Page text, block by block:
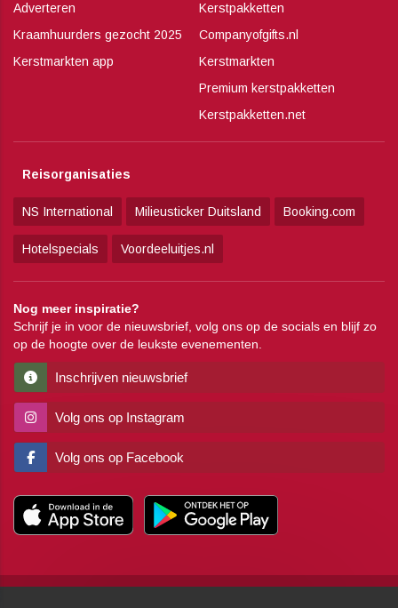
Adverteren
Kraamhuurders gezocht 2025
Kerstmarkten app
Kerstpakketten
Companyofgifts.nl
Kerstmarkten
Premium kerstpakketten
Kerstpakketten.net
Reisorganisaties
NS International Milieusticker Duitsland Booking.com
Hotelspecials Voordeeluitjes.nl
Nog meer inspiratie?
Schrijf je in voor de nieuwsbrief, volg ons op de socials en blijf zo
op de hoogte over de leukste evenementen.
Inschrijven nieuwsbrief
Volg ons op Instagram
Volg ons op Facebook